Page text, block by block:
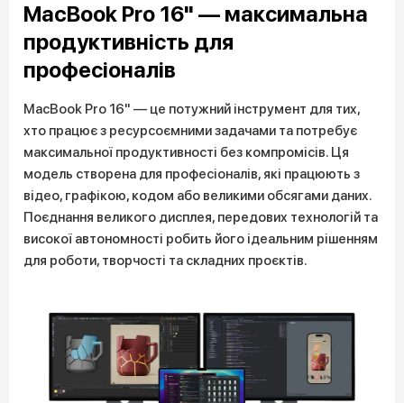
MacBook Pro 16" — максимальна
продуктивність для
професіоналів
MacBook Pro 16" — це потужний інструмент для тих,
хто працює з ресурсоємними задачами та потребує
максимальної продуктивності без компромісів. Ця
модель створена для професіоналів, які працюють з
відео, графікою, кодом або великими обсягами даних.
Поєднання великого дисплея, передових технологій та
високої автономності робить його ідеальним рішенням
для роботи, творчості та складних проєктів.